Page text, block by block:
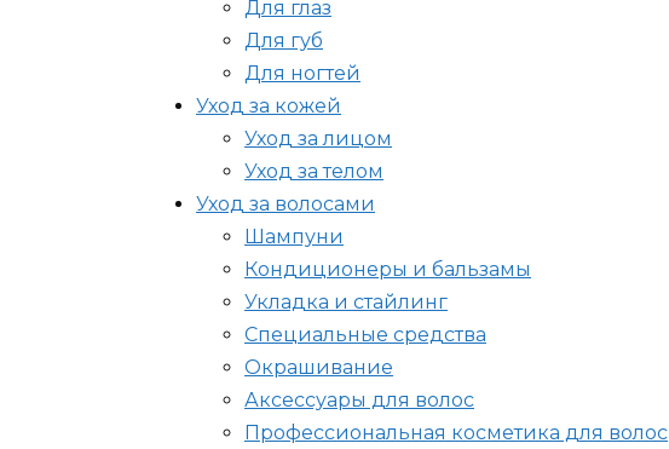
Для глаз
Для губ
Для ногтей
Уход за кожей
Уход за лицом
Уход за телом
Уход за волосами
Шампуни
Кондиционеры и бальзамы
Укладка и стайлинг
Специальные средства
Окрашивание
Аксессуары для волос
Профессиональная косметика для волос